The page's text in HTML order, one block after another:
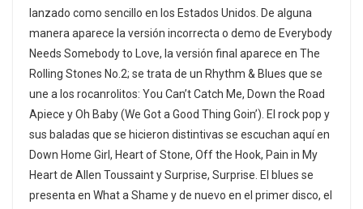
lanzado como sencillo en los Estados Unidos. De alguna
manera aparece la versión incorrecta o demo de Everybody
Needs Somebody to Love, la versión final aparece en The
Rolling Stones No.2; se trata de un Rhythm & Blues que se
une a los rocanrolitos: You Can’t Catch Me, Down the Road
Apiece y Oh Baby (We Got a Good Thing Goin’). El rock pop y
sus baladas que se hicieron distintivas se escuchan aquí en
Down Home Girl, Heart of Stone, Off the Hook, Pain in My
Heart de Allen Toussaint y Surprise, Surprise. El blues se
presenta en What a Shame y de nuevo en el primer disco, el